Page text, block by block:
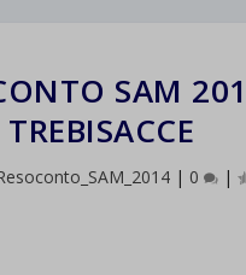
SAM
TREBISACCE
| 0 |